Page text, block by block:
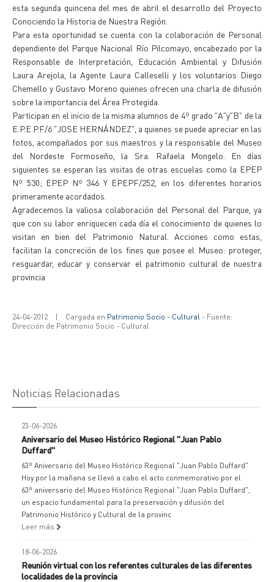
esta segunda quincena del mes de abril el desarrollo del Proyecto
Conociendo la Historia de Nuestra Región.
Para esta oportunidad se cuenta con la colaboración de Personal
dependiente del Parque Nacional Río Pilcomayo, encabezado por la
Responsable de Interpretación, Educación Ambiental y Difusión
Laura Arejola, la Agente Laura Calleselli y los voluntarios Diego
Chemello y Gustavo Moreno quienes ofrecen una charla de difusión
sobre la importancia del Área Protegida.
Participan en el inicio de la misma alumnos de 4º grado "A"y"B" de la
E.P.E.P.F/6 "JOSE HERNÁNDEZ", a quienes se puede apreciar en las
fotos, acompañados por sus maestros y la responsable del Museo
del Nordeste Formoseño, la Sra. Rafaela Mongelo. En días
siguientes se esperan las visitas de otras escuelas como la EPEP
Nº 530; EPEP Nº 346 Y EPEPF/252, en los diferentes horarios
primeramente acordados.
Agradecemos la valiosa colaboración del Personal del Parque, ya
que con su labor enriquecen cada día el conocimiento de quienes lo
visitan en bien del Patrimonio Natural. Acciones como estas,
facilitan la concreción de los fines que posee el Museo: proteger,
resguardar, educar y conservar el patrimonio cultural de nuestra
provincia
24-04-2012 | Cargada en Patrimonio Socio - Cultural - Fuente:
Dirección de Patrimonio Socio - Cultural
Noticias Relacionadas
23-06-2026
Aniversario del Museo Histórico Regional "Juan Pablo
Duffard"
63º Aniversario del Museo Histórico Regional "Juan Pablo Duffard"
Hoy por la mañana se llevó a cabo el acto conmemorativo por el
63º aniversario del Museo Histórico Regional "Juan Pablo Duffard",
un espacio fundamental para la preservación y difusión del
Patrimonio Histórico y Cultural de la provinc
Leer más
18-06-2026
Reunión virtual con los referentes culturales de las diferentes
localidades de la provincia